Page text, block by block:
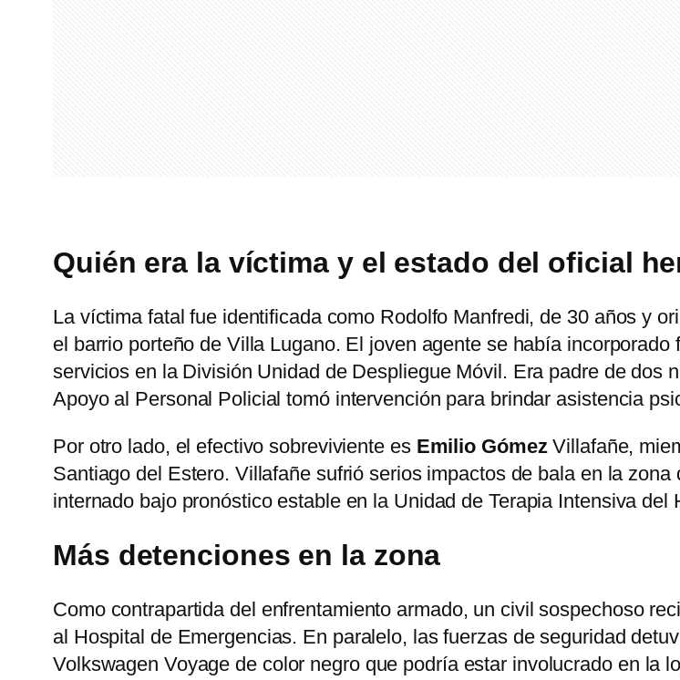
Quién era la víctima y el estado del oficial
La víctima fatal fue identificada como Rodolfo Manfredi, de 30 años y
el barrio porteño de Villa Lugano. El joven agente se había
servicios en la División Unidad de Despliegue Móvil. Era padre de dos
Apoyo al Personal Policial tomó intervención para brindar asistencia
Por otro lado, el efectivo sobreviviente es Emilio GómezVillafañe,
Santiago del Estero. Villafañe sufrió serios impactos de bala en la
internado bajo pronóstico estable en la Unidad de Terapia Intensiva del
Más detenciones en la zona
Como contrapartida del enfrentamiento armado, un civil sospechoso
al Hospital de Emergencias. En paralelo, las fuerzas de seguridad
Volkswagen Voyage de color negro que podría estar involucrado en la